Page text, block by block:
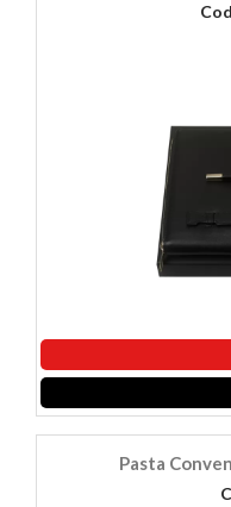
Pasta